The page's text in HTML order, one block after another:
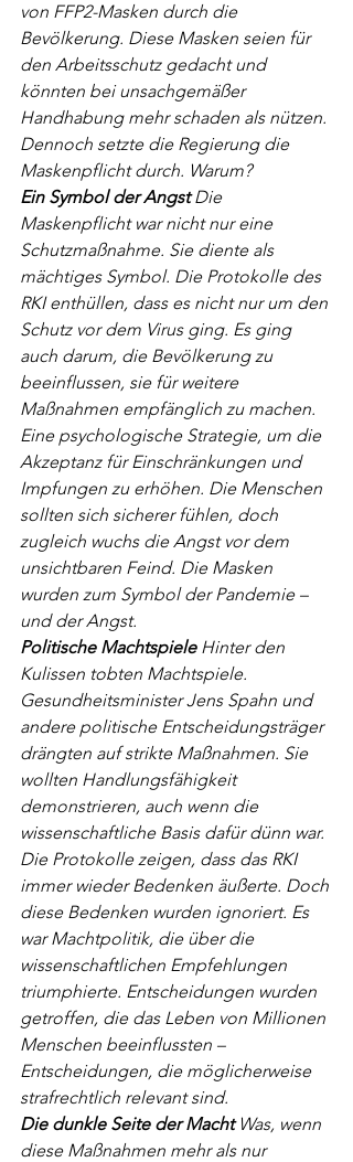
von FFP2-Masken durch die
Bevölkerung. Diese Masken seien für
den Arbeitsschutz gedacht und
könnten bei unsachgemäßer
Handhabung mehr schaden als nützen.
Dennoch setzte die Regierung die
Maskenpflicht durch. Warum?
Ein Symbol der Angst Die
Maskenpflicht war nicht nur eine
Schutzmaßnahme. Sie diente als
mächtiges Symbol. Die Protokolle des
RKI enthüllen, dass es nicht nur um den
Schutz vor dem Virus ging. Es ging
auch darum, die Bevölkerung zu
beeinflussen, sie für weitere
Maßnahmen empfänglich zu machen.
Eine psychologische Strategie, um die
Akzeptanz für Einschränkungen und
Impfungen zu erhöhen. Die Menschen
sollten sich sicherer fühlen, doch
zugleich wuchs die Angst vor dem
unsichtbaren Feind. Die Masken
wurden zum Symbol der Pandemie –
und der Angst.
Politische Machtspiele Hinter den
Kulissen tobten Machtspiele.
Gesundheitsminister Jens Spahn und
andere politische Entscheidungsträger
drängten auf strikte Maßnahmen. Sie
wollten Handlungsfähigkeit
demonstrieren, auch wenn die
wissenschaftliche Basis dafür dünn war.
Die Protokolle zeigen, dass das RKI
immer wieder Bedenken äußerte. Doch
diese Bedenken wurden ignoriert. Es
war Machtpolitik, die über die
wissenschaftlichen Empfehlungen
triumphierte. Entscheidungen wurden
getroffen, die das Leben von Millionen
Menschen beeinflussten –
Entscheidungen, die möglicherweise
strafrechtlich relevant sind.
Die dunkle Seite der Macht Was, wenn
diese Maßnahmen mehr als nur